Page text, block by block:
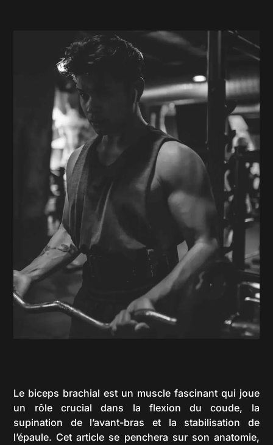
Le biceps brachial est un muscle fascinant qui joue
un rôle crucial dans la flexion du coude, la
supination de l’avant-bras et la stabilisation de
l’épaule. Cet article se penchera sur son anatomie,